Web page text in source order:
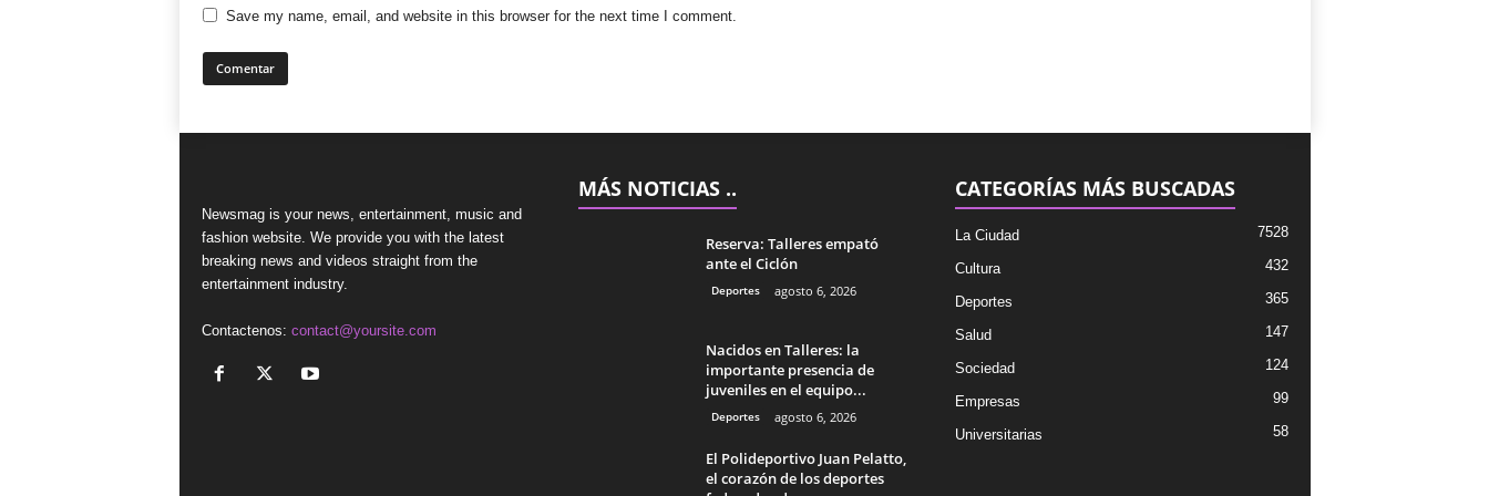
Save my name, email, and website in this browser for the next time I comment.
Newsmag is your news, entertainment, music and
fashion website. We provide you with the latest
breaking news and videos straight from the
entertainment industry.
Contactenos: contact@yoursite.com
MÁS NOTICIAS ..
Reserva: Talleres empató
ante el Ciclón
Deportes agosto 6, 2026
Nacidos en Talleres: la
importante presencia de
juveniles en el equipo...
Deportes agosto 6, 2026
El Polideportivo Juan Pelatto,
el corazón de los deportes
CATEGORÍAS MÁS BUSCADAS
La Ciudad 7528
Cultura 432
Deportes 365
Salud 147
Sociedad 124
Empresas 99
Universitarias 58